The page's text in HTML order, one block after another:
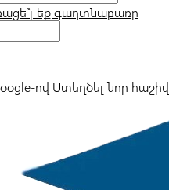
եք գաղտնաբառը
ով Ստեղծել նոր հաշիվ